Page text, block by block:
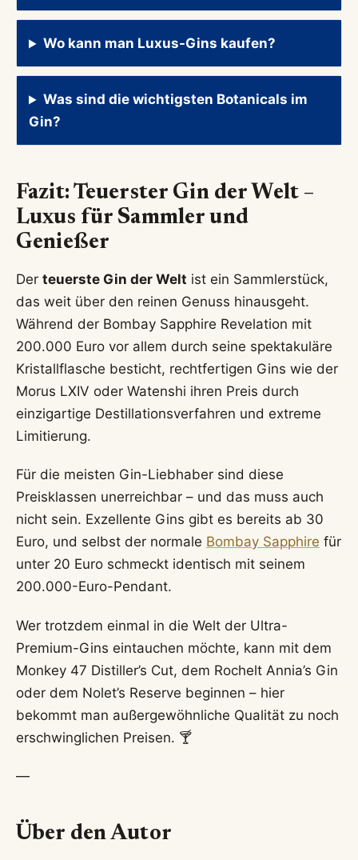
Wo kann man Luxus-Gins kaufen?
Was sind die wichtigsten Botanicals im
Gin?
Fazit: Teuerster Gin der Welt –
Luxus für Sammler und
Genießer
Der teuerste Gin der Welt ist ein Sammlerstück,
das weit über den reinen Genuss hinausgeht.
Während der Bombay Sapphire Revelation mit
200.000 Euro vor allem durch seine spektakuläre
Kristallflasche besticht, rechtfertigen Gins wie der
Morus LXIV oder Watenshi ihren Preis durch
einzigartige Destillationsverfahren und extreme
Limitierung.
Für die meisten Gin-Liebhaber sind diese
Preisklassen unerreichbar – und das muss auch
nicht sein. Exzellente Gins gibt es bereits ab 30
Euro, und selbst der normale Bombay Sapphire für
unter 20 Euro schmeckt identisch mit seinem
200.000-Euro-Pendant.
Wer trotzdem einmal in die Welt der Ultra-
Premium-Gins eintauchen möchte, kann mit dem
Monkey 47 Distiller’s Cut, dem Rochelt Annia’s Gin
oder dem Nolet’s Reserve beginnen – hier
bekommt man außergewöhnliche Qualität zu noch
erschwinglichen Preisen. 🍸
—
Über den Autor